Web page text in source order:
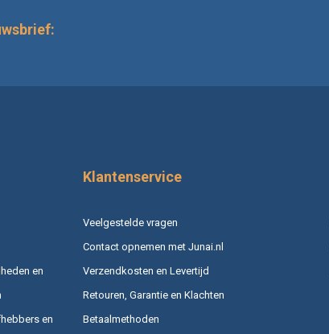
en
en
Klantenservice
Veelgestelde vragen
Contact opnemen met Junai.nl
Verzendkosten en Levertijd
Retouren, Garantie en Klachten
Betaalmethoden